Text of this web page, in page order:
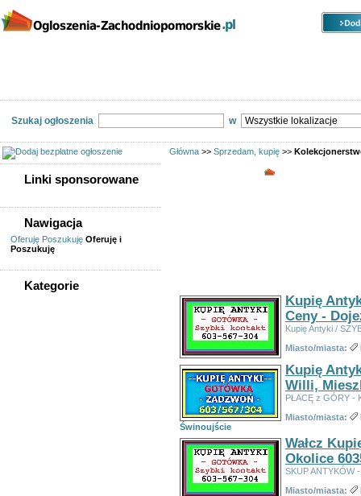
Szukaj ogłoszenia w
Linki sponsorowane
Nawigacja
Oferuję Poszukuję Oferuję i
Poszukuję
Kategorie
Główna >> Sprzedam, kupię >>
Kupię
Ceny -
Kupię Antyki /
Miasto/miasta:
Kupię
Willi,
PŁACĘ z GÓRY -
Miasto/miasta:
Świnoujście
Wałcz
Okolice
SKUP ANTYKÓW
Miasto/miasta: